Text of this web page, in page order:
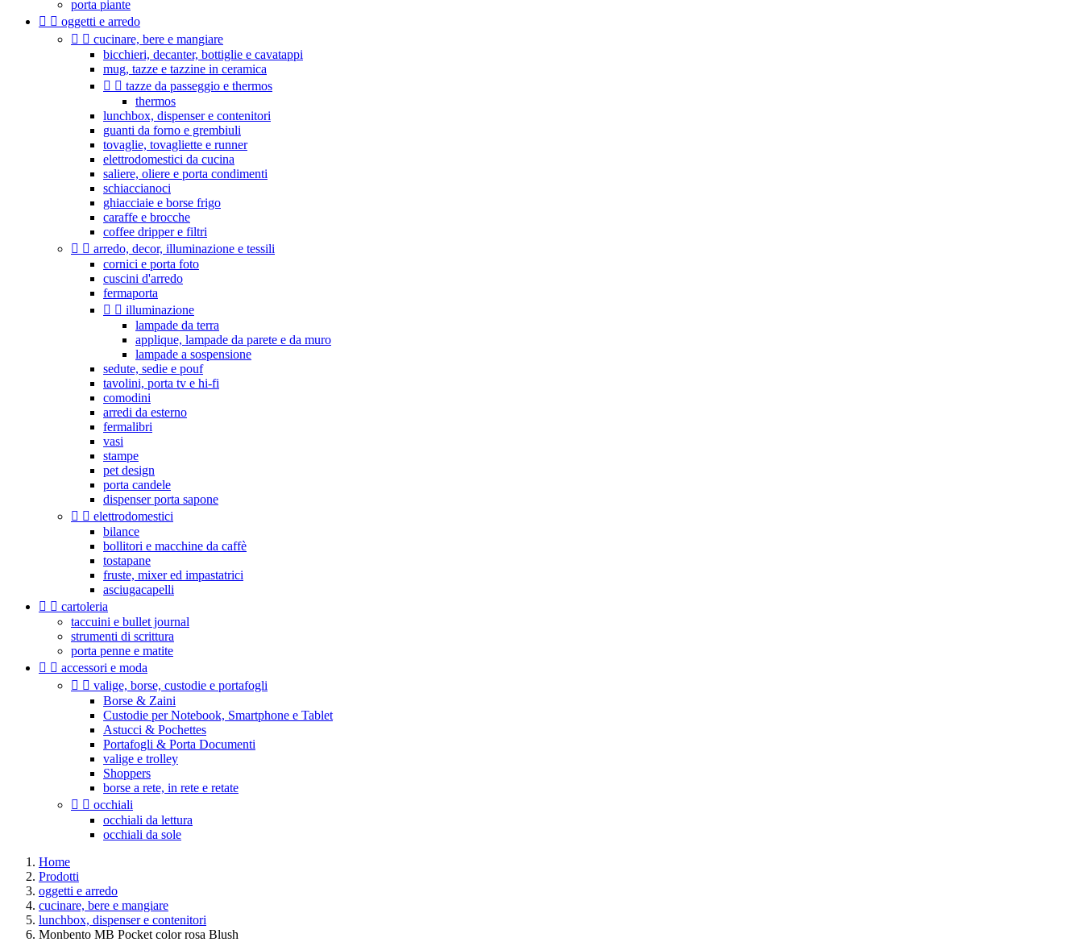
porta piante
  oggetti e arredo
  cucinare, bere e mangiare
bicchieri, decanter, bottiglie e cavatappi
mug, tazze e tazzine in ceramica
  tazze da passeggio e thermos
thermos
lunchbox, dispenser e contenitori
guanti da forno e grembiuli
tovaglie, tovagliette e runner
elettrodomestici da cucina
saliere, oliere e porta condimenti
schiaccianoci
ghiacciaie e borse frigo
caraffe e brocche
coffee dripper e filtri
  arredo, decor, illuminazione e tessili
cornici e porta foto
cuscini d'arredo
fermaporta
  illuminazione
lampade da terra
applique, lampade da parete e da muro
lampade a sospensione
sedute, sedie e pouf
tavolini, porta tv e hi-fi
comodini
arredi da esterno
fermalibri
vasi
stampe
pet design
porta candele
dispenser porta sapone
  elettrodomestici
bilance
bollitori e macchine da caffè
tostapane
fruste, mixer ed impastatrici
asciugacapelli
  cartoleria
taccuini e bullet journal
strumenti di scrittura
porta penne e matite
  accessori e moda
  valige, borse, custodie e portafogli
Borse & Zaini
Custodie per Notebook, Smartphone e Tablet
Astucci & Pochettes
Portafogli & Porta Documenti
valige e trolley
Shoppers
borse a rete, in rete e retate
  occhiali
occhiali da lettura
occhiali da sole
Home
Prodotti
oggetti e arredo
cucinare, bere e mangiare
lunchbox, dispenser e contenitori
Monbento MB Pocket color rosa Blush